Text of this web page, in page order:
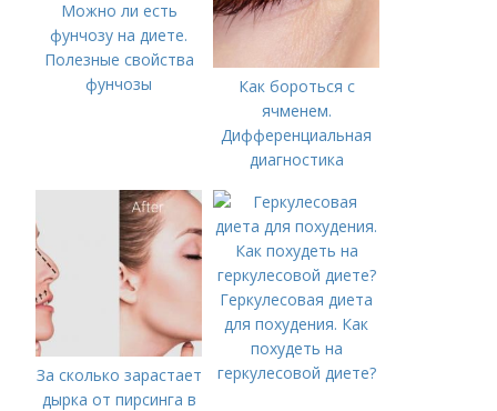
Можно ли есть
фунчозу на диете.
Полезные свойства
фунчозы
Как бороться с
ячменем.
Дифференциальная
диагностика
За сколько зарастает
дырка от пирсинга в
Геркулесовая диета
для похудения. Как
похудеть на
геркулесовой диете?